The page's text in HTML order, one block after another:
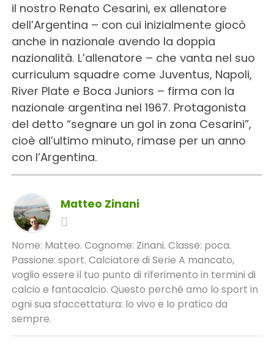
il nostro Renato Cesarini, ex allenatore
dell’Argentina – con cui inizialmente giocò
anche in nazionale avendo la doppia
nazionalità. L’allenatore – che vanta nel suo
curriculum squadre come Juventus, Napoli,
River Plate e Boca Juniors – firma con la
nazionale argentina nel 1967. Protagonista
del detto “segnare un gol in zona Cesarini”,
cioè all’ultimo minuto, rimase per un anno
con l’Argentina.
Matteo Zinani
Nome: Matteo. Cognome: Zinani. Classe: poca.
Passione: sport. Calciatore di Serie A mancato,
voglio essere il tuo punto di riferimento in termini di
calcio e fantacalcio. Questo perché amo lo sport in
ogni sua sfaccettatura: lo vivo e lo pratico da
sempre.